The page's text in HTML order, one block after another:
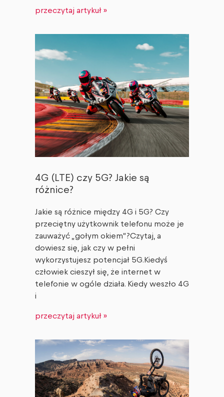
przeczytaj artykuł »
4G (LTE) czy 5G? Jakie są
różnice?
Jakie są różnice między 4G i 5G? Czy
przeciętny użytkownik telefonu może je
zauważyć „gołym okiem”?Czytaj, a
dowiesz się, jak czy w pełni
wykorzystujesz potencjał 5G.Kiedyś
człowiek cieszył się, że internet w
telefonie w ogóle działa. Kiedy weszło 4G
i
przeczytaj artykuł »